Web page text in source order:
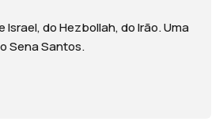
Israel, do Hezbollah, do Irão. Uma
Sena Santos.